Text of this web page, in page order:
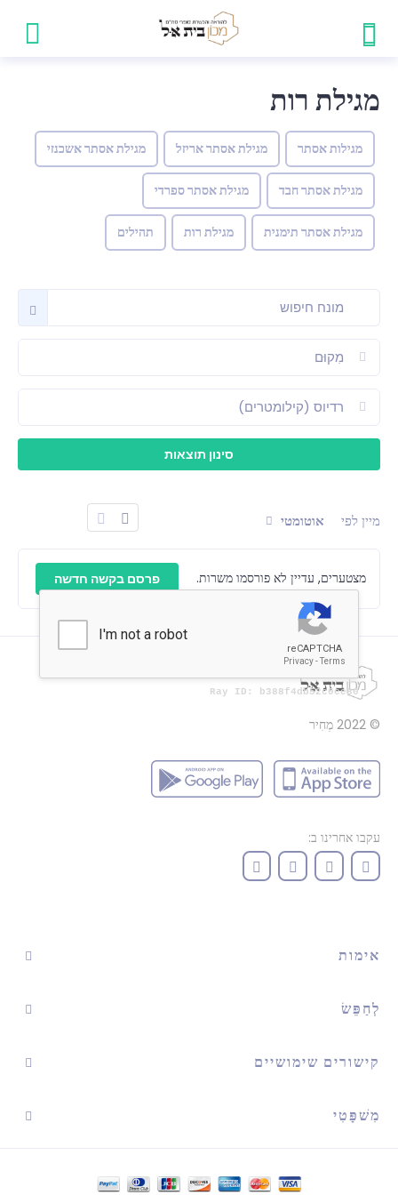
מגילת רות
מגילות אסתר מגילת אסתר אריזל מגילת אסתר אשכנזי
מגילת אסתר חבד מגילת אסתר ספרדי
מגילת אסתר תימנית מגילת רות תהילים
מיין לפי אוטומטי
מצטערים, עדיין לא פורסמו משרות. פרסם בקשה חדשה
© 2022 מְחִיר
עקבו אחרינו ב:
אימות
לְחַפֵּשׂ
קישורים שימושיים
מִשׁפָּטִי